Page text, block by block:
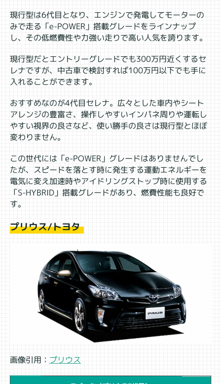
現行型は6代目となり、エンジンで発電してモーターの
みで走る「e-POWER」搭載グレードをラインナップ
し、その低燃費性や力強い走りで高い人気を誇ります。
現行型だとエントリーグレードでも300万円近くするセ
レナですが、中古車で検討すれば100万円以下でも手に
入れることができます。
おすすめなのが4代目セレナ。広々とした車内やシート
アレンジの豊富さ、操作しやすいインパネ周りや運転し
やすい視界の良さなど、使い勝手の良さは現行型とほぼ
変わりません。
この世代には「e-POWER」グレードはありませんでし
たが、スピードを落とす時に発生する運動エネルギーを
電気に変え加速時やアイドリングストップ時に使用する
「S-HYBRID」搭載グレードがあり、燃費性能も良好で
す。
プリウス/トヨタ
画像引用： プリウス